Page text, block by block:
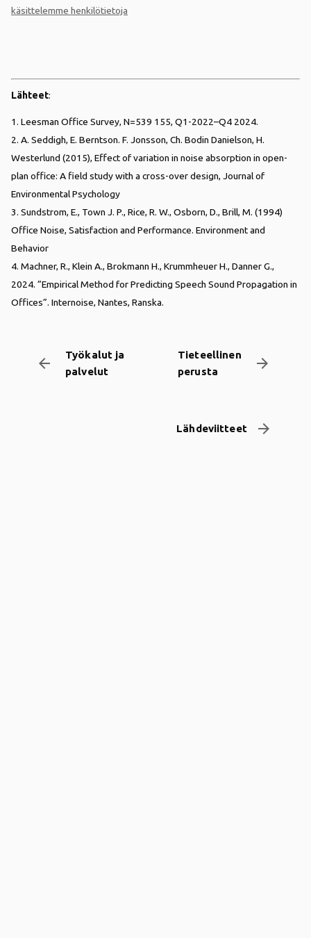
Työkalut ja
palvelut
arrow_backward
käsittelemme henkilötietoja
Lähteet:
1. Leesman Office Survey, N=539 155, Q1-2022–Q4 2024.
2. A. Seddigh, E. Berntson. F. Jonsson, Ch. Bodin Danielson, H.
Westerlund (2015), Effect of variation in noise absorption in open-
plan office: A field study with a cross-over design, Journal of
Environmental Psychology
3. Sundstrom, E., Town J. P., Rice, R. W., Osborn, D., Brill, M. (1994)
Office Noise, Satisfaction and Performance. Environment and
Behavior
4. Machner, R., Klein A., Brokmann H., Krummheuer H., Danner G.,
2024. ”Empirical Method for Predicting Speech Sound Propagation in
Offices”. Internoise, Nantes, Ranska.
Tieteellinen
perusta
arrow_forward
Lähdeviitteet arrow_forward